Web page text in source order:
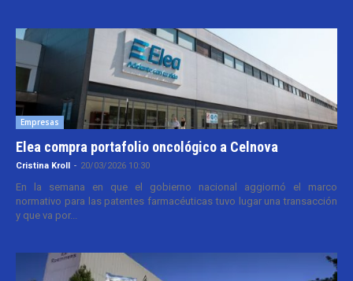
Empresas
Elea compra portafolio oncológico a Celnova
Cristina Kroll - 20/03/2026 10:30
En la semana en que el gobierno nacional aggiornó el marco
normativo para las patentes farmacéuticas tuvo lugar una transacción
y que va por...